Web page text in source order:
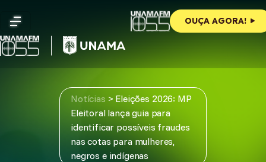
content
OUÇA AGORA!
Notícias > Eleições 2026: MP
Eleitoral lança guia para
identificar possíveis fraudes
nas cotas para mulheres,
negros e indígenas